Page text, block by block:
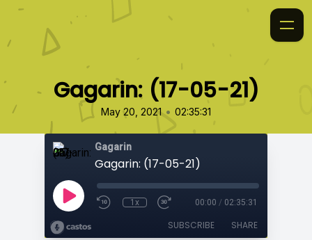
Gagarin: (17-05-21)
May 20, 2021 • 02:35:31
Gagarin
Gagarin: (17-05-21)
1x 00:00 / 02:35:31
SUBSCRIBE SHARE